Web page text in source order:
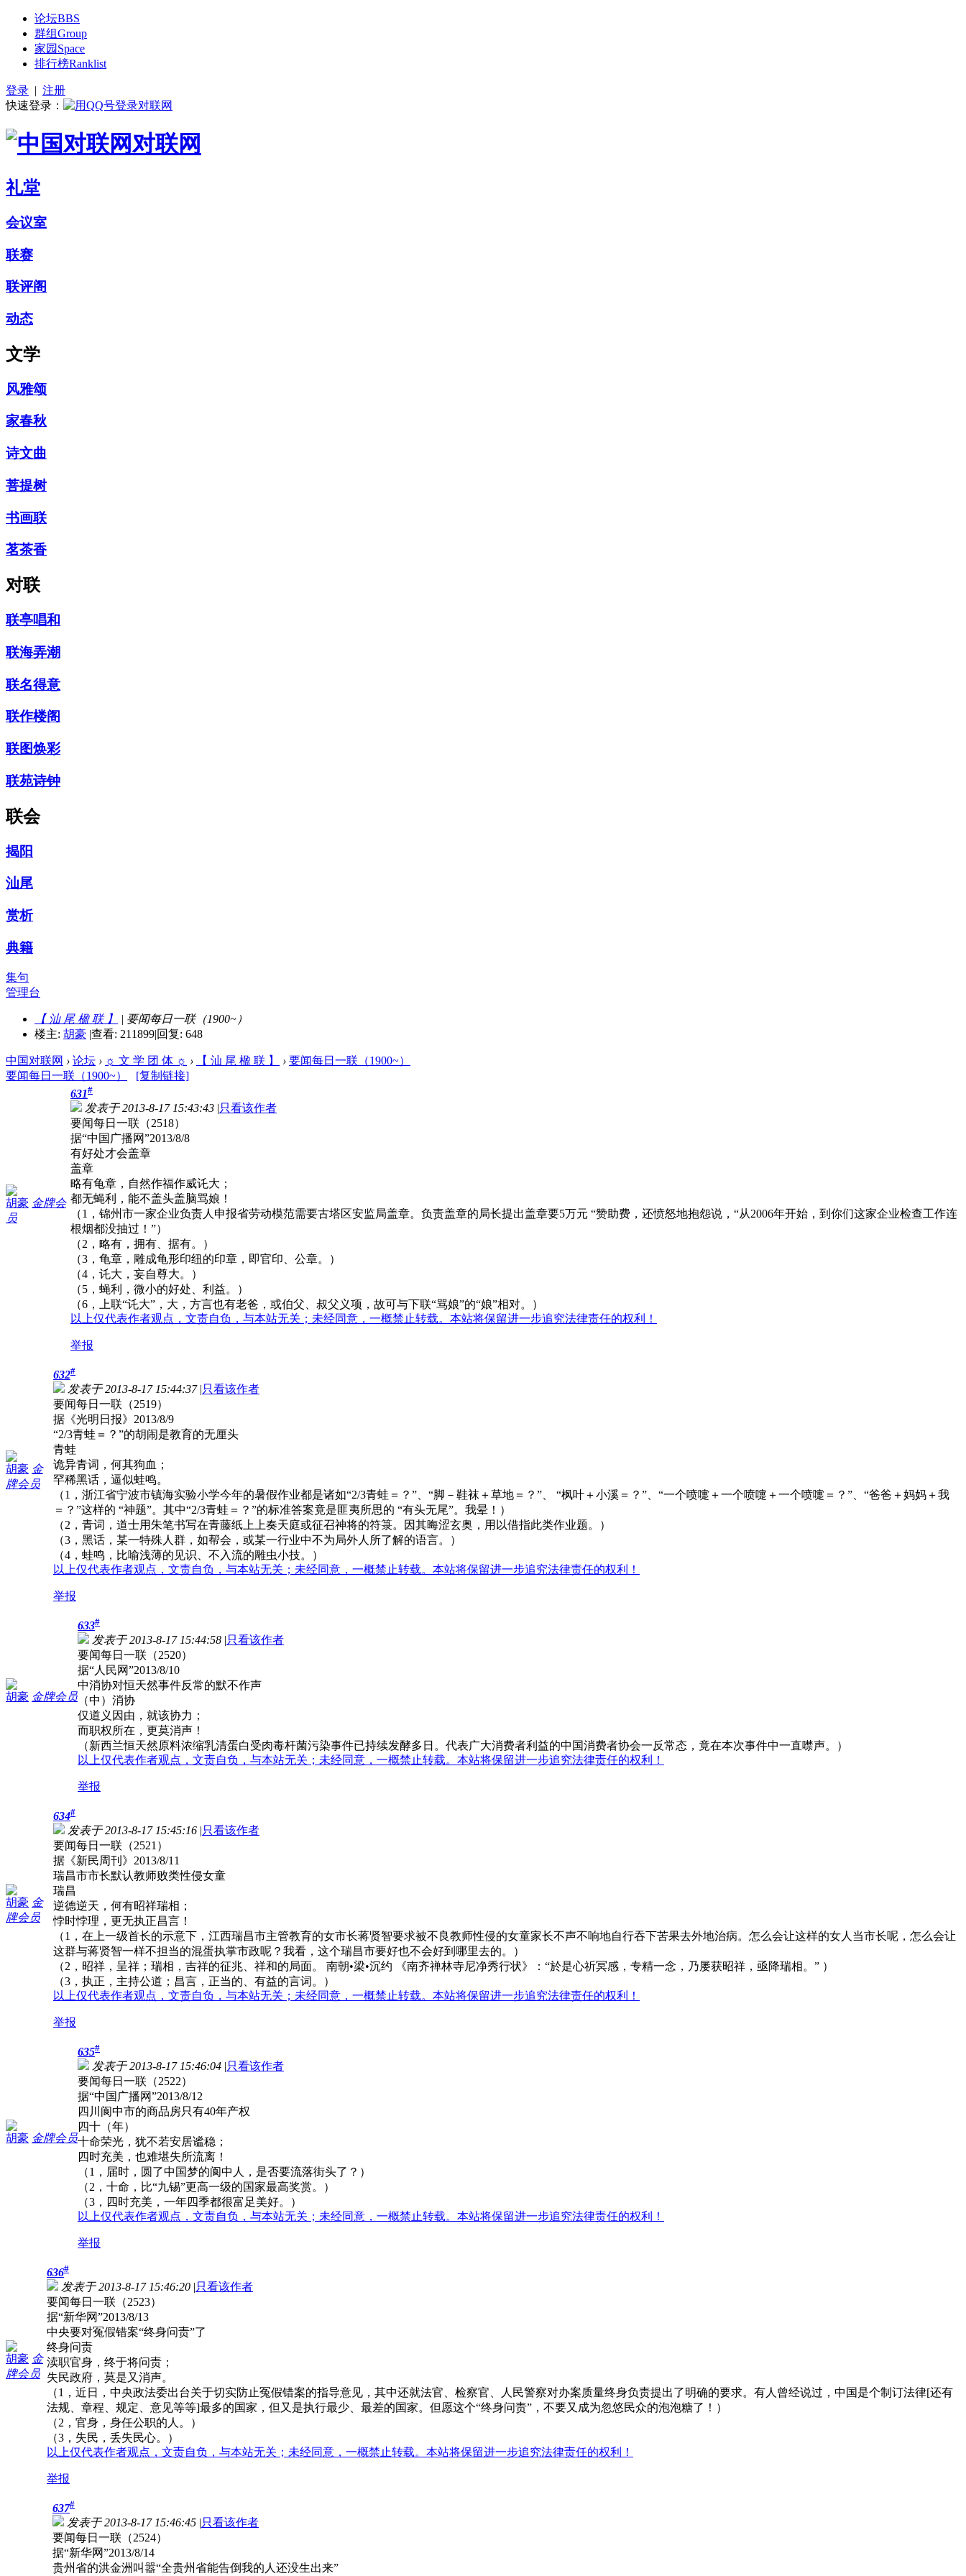
论坛BBS
群组Group
家园 Space
排行榜Ranklist
登录 | 注册
快速登录：
对联网
礼堂
会议室
联赛
联评阁
动态
文学
风雅颂
家春秋
诗文曲
菩提树
书画联
茗茶香
对联
联亭唱和
联海弄潮
联名得意
联作楼阁
联图焕彩
联苑诗钟
联会
揭阳
汕尾
赏析
典籍
集句
管理台
【 汕 尾 楹 联 】
| 要闻每日一联（1900~）
楼主: 胡豪 |查看: 211899|回复: 648
中国对联网 › 论坛 › ☼ 文 学 团 体 ☼ › 【 汕 尾 楹 联 】 › 要闻每日一联（1900~）
要闻每日一联（1900~）
[复制链接]
胡豪 金牌会
员
631#
发表于 2013-8-17 15:43:43 |只看该作者
要闻每日一联（2518）
据“中国广播网”2013/8/8
有好处才会盖章
盖章
略有龟章，自然作福作威讬大；
都无蝇利，能不盖头盖脑骂娘！
（1，锦州市一家企业负责人申报省劳动模范需要古塔区安监局盖章。负责盖章的局长提出盖章要5万元 “赞助费，还愤怒地抱怨说，“从2006年开始，到你们这家企业检查工作连
根烟都没抽过！”）
（2，略有，拥有、据有。）
（3，龟章，雕成龟形印纽的印章，即官印、公章。）
（4，讬大，妄自尊大。）
（5，蝇利，微小的好处、利益。）
（6，上联“讬大”，大，方言也有老爸，或伯父、叔父义项，故可与下联“骂娘”的“娘”相对。）
以上仅代表作者观点，文责自负，与本站无关；未经同意，一概禁止转载。本站将保留进一步追究法律责任的权利！
举报
胡豪 金
牌会员
632#
发表于 2013-8-17 15:44:37 |只看该作者
要闻每日一联（2519）
据《光明日报》2013/8/9
“2/3青蛙＝？”的胡闹是教育的无厘头
青蛙
诡异青词，何其狗血；
罕稀黑话，逼似蛙鸣。
（1，浙江省宁波市镇海实验小学今年的暑假作业都是诸如“2/3青蛙＝？”、“脚－鞋袜＋草地＝？”、 “枫叶＋小溪＝？”、“一个喷嚏＋一个喷嚏＋一个喷嚏＝？”、“爸爸＋妈妈＋我
＝？”这样的 “神题”。其中“2/3青蛙＝？”的标准答案竟是匪夷所思的 “有头无尾”。我晕！）
（2，青词，道士用朱笔书写在青藤纸上上奏天庭或征召神将的符箓。因其晦涩玄奥，用以借指此类作业题。）
（3，黑话，某一特殊人群，如帮会，或某一行业中不为局外人所了解的语言。）
（4，蛙鸣，比喻浅薄的见识、不入流的雕虫小技。）
以上仅代表作者观点，文责自负，与本站无关；未经同意，一概禁止转载。本站将保留进一步追究法律责任的权利！
举报
胡豪 金牌会员
633#
发表于 2013-8-17 15:44:58 |只看该作者
要闻每日一联（2520）
据“人民网”2013/8/10
中消协对恒天然事件反常的默不作声
（中）消协
仅道义因由，就该协力；
而职权所在，更莫消声！
（新西兰恒天然原料浓缩乳清蛋白受肉毒杆菌污染事件已持续发酵多日。代表广大消费者利益的中国消费者协会一反常态，竟在本次事件中一直噤声。）
以上仅代表作者观点，文责自负，与本站无关；未经同意，一概禁止转载。本站将保留进一步追究法律责任的权利！
举报
胡豪 金
牌会员
634#
发表于 2013-8-17 15:45:16 |只看该作者
要闻每日一联（2521）
据《新民周刊》2013/8/11
瑞昌市市长默认教师败类性侵女童
瑞昌
逆德逆天，何有昭祥瑞相；
悖时悖理，更无执正昌言！
（1，在上一级首长的示意下，江西瑞昌市主管教育的女市长蒋贤智要求被不良教师性侵的女童家长不声不响地自行吞下苦果去外地治病。怎么会让这样的女人当市长呢，怎么会让
这群与蒋贤智一样不担当的混蛋执掌市政呢？我看，这个瑞昌市要好也不会好到哪里去的。）
（2，昭祥，呈祥；瑞相，吉祥的征兆、祥和的局面。 南朝•梁•沉约 《南齐禅林寺尼净秀行状》：“於是心祈冥感，专精一念，乃屡获昭祥，亟降瑞相。” ）
（3，执正，主持公道；昌言，正当的、有益的言词。）
以上仅代表作者观点，文责自负，与本站无关；未经同意，一概禁止转载。本站将保留进一步追究法律责任的权利！
举报
胡豪 金牌会员
635#
发表于 2013-8-17 15:46:04 |只看该作者
要闻每日一联（2522）
据“中国广播网”2013/8/12
四川阆中市的商品房只有40年产权
四十（年）
十命荣光，犹不若安居谧稳；
四时充美，也难堪失所流离！
（1，届时，圆了中国梦的阆中人，是否要流落街头了？）
（2，十命，比“九锡”更高一级的国家最高奖赏。）
（3，四时充美，一年四季都很富足美好。）
以上仅代表作者观点，文责自负，与本站无关；未经同意，一概禁止转载。本站将保留进一步追究法律责任的权利！
举报
胡豪 金
牌会员
636#
发表于 2013-8-17 15:46:20 |只看该作者
要闻每日一联（2523）
据“新华网”2013/8/13
中央要对冤假错案“终身问责”了
终身问责
渎职官身，终于将问责；
失民政府，莫是又消声。
（1，近日，中央政法委出台关于切实防止冤假错案的指导意见，其中还就法官、检察官、人民警察对办案质量终身负责提出了明确的要求。有人曾经说过，中国是个制订法律[还有
法规、章程、规定、意见等等]最多的国家，但又是执行最少、最差的国家。但愿这个“终身问责”，不要又成为忽悠民众的泡泡糖了！）
（2，官身，身任公职的人。）
（3，失民，丢失民心。）
以上仅代表作者观点，文责自负，与本站无关；未经同意，一概禁止转载。本站将保留进一步追究法律责任的权利！
举报
637#
发表于 2013-8-17 15:46:45 |只看该作者
要闻每日一联（2524）
据“新华网”2013/8/14
贵州省的洪金洲叫嚣“全贵州省能告倒我的人还没生出来”